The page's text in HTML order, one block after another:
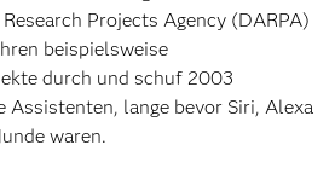
Projects Agency (DARPA)
beispielsweise
durch und schuf 2003
lange bevor Siri, Alexa
waren.